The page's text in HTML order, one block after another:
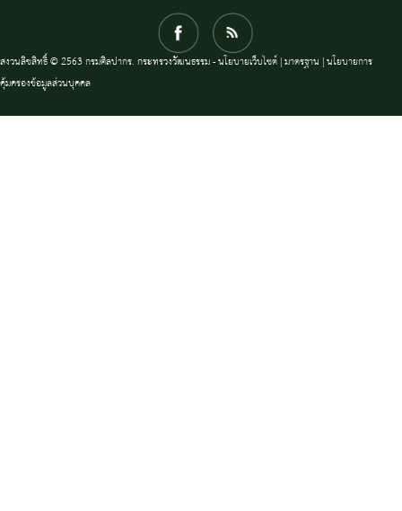
สงวนลิขสิทธิ์ © 2563 กรมศิลปากร. กระทรวงวัฒนธรรม -นโยบายเว็บไซต์|มาตรฐาน |นโยบายการ
คุ้มครองข้อมูลส่วนบุคคล